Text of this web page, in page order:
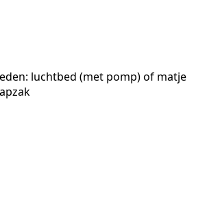
luchtbed (met pomp) of matje